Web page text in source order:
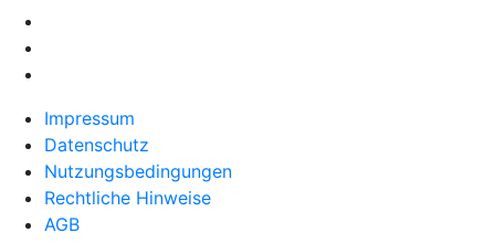
Impressum
Datenschutz
Nutzungsbedingungen
Rechtliche Hinweise
AGB